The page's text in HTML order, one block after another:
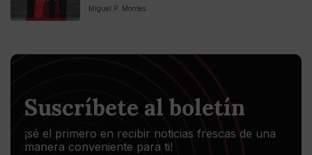
Miguel P. Montes
Suscríbete al boletín
¡sé el primero en recibir noticias frescas de una
manera conveniente para ti!